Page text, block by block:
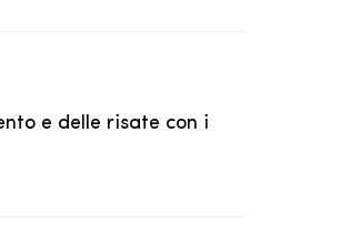
e delle risate con i